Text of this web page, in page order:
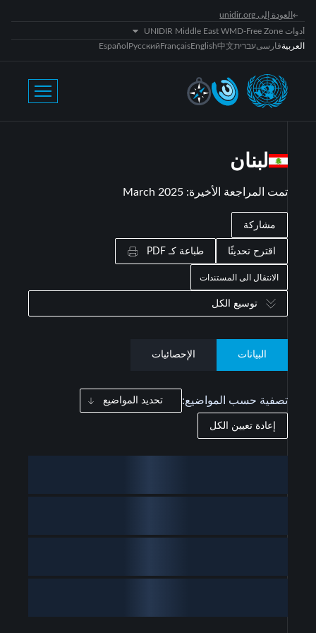
العودة إلى unidir.org
أدوات UNIDIR Middle East WMD-Free Zone
العربيةفارسیעברית中文
English
Français
Русский
Español
لبنان
تمت المراجعة الأخيرة:
March 2025
مشاركة
اقترح تحديثًا طباعة كـ PDF
الانتقال الى المستندات
توسيع الكل
البيانات الإحصائيات
تصفية حسب المواضيع: تحديد المواضيع
إعادة تعيين الكل